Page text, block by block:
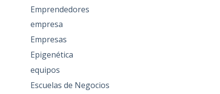
Emprendedores
empresa
Empresas
Epigenética
equipos
Escuelas de Negocios